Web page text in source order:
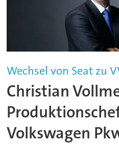
Wechsel von Seat zu
Christian
Volkswagen